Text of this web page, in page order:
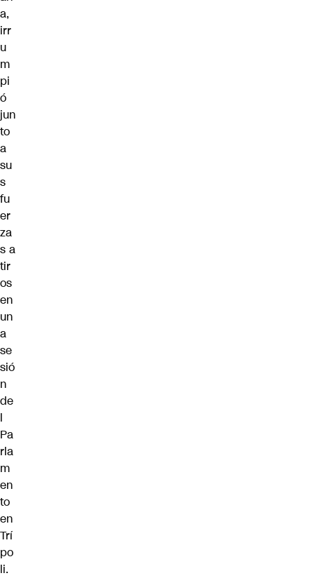
a,
irr
u
m
pi
ó
jun
to
a
su
s
fu
er
za
s a
tir
os
en
un
a
se
sió
n
de
l
Pa
rla
m
en
to
en
Trí
po
li.